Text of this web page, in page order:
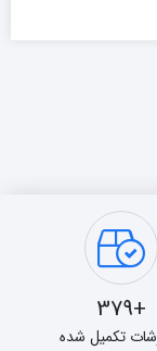
+379
تکمیل شده